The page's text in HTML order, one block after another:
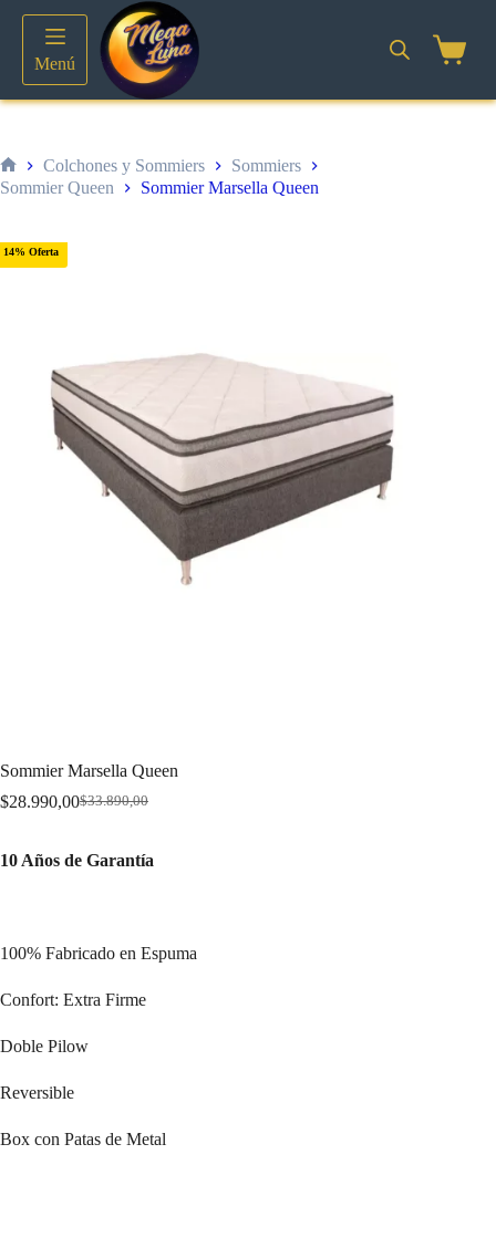
contenido
Menú
Inicio
Colchones y Sommiers
Sommiers
Sommier Queen
Sommier Marsella Queen
14% Oferta
Sommier Marsella Queen
$33.890,00
Original
$33.890,00.
$28.990,00Current
$28.990,00.
10 Años de Garantía
100% Fabricado en Espuma
Confort: Extra Firme
Doble Pilow
Reversible
Box con Patas de Metal